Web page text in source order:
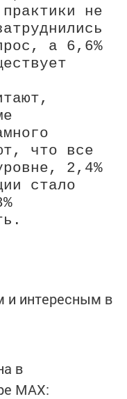
не
а 6,6%
что все
2,4%
стало
интересным в
в
MАХ: